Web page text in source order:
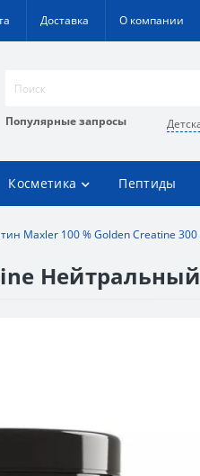
Доставка О компании
Популярные запросы
Косметика Пептиды
Maxler 100 % Golden Creatine 300
Нейтральный